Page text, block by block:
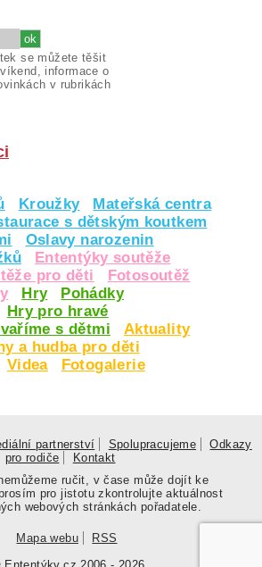
se můžete těšit
informace o
v rubrikách
Kroužky
Mateřská centra
s dětským koutkem
Oslavy narozenin
Ententýky soutěže
pro děti
Fotosoutěž
Hry
Pohádky
Hry pro hravé
s dětmi
Aktuality
a hudba pro děti
Videa
Fotogalerie
partnerství Spolupracujeme
Odkazy
pro rodiče
Kontakt
ručit, v čase může dojít ke
pro jistotu zkontrolujte aktuálnost
webových stránkách pořadatele.
Mapa webu
RSS